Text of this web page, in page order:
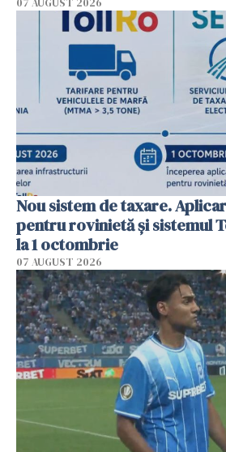
Nou sistem de taxare.
pentru rovinietă şi sistemul
la 1 octombrie
07 AUGUST 2026